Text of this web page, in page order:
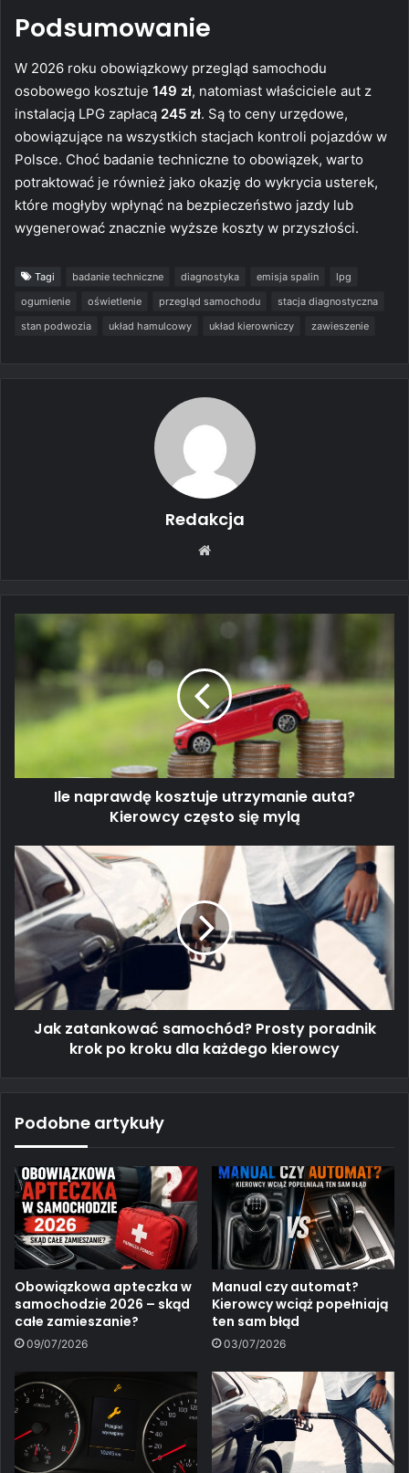
Podsumowanie
W 2026 roku obowiązkowy przegląd samochodu
osobowego kosztuje 149 zł, natomiast właściciele aut z
instalacją LPG zapłacą 245 zł. Są to ceny urzędowe,
obowiązujące na wszystkich stacjach kontroli pojazdów w
Polsce. Choć badanie techniczne to obowiązek, warto
potraktować je również jako okazję do wykrycia usterek,
które mogłyby wpłynąć na bezpieczeństwo jazdy lub
wygenerować znacznie wyższe koszty w przyszłości.
Tagi badanie techniczne diagnostyka emisja spalin
lpg
ogumienie
oświetlenie przegląd samochodu
stacja diagnostyczna
stan podwozia
układ hamulcowy układ kierowniczy zawieszenie
Redakcja
naprawdę
utrzymanie
Kierowcy
mylą
Ile naprawdę kosztuje utrzymanie auta?
Kierowcy często się mylą
Jak
zatankować
samochód?
Prosty
poradnik
krok
kroku
dla
każdego
Jak zatankować samochód? Prosty poradnik
krok po kroku dla każdego kierowcy
Podobne artykuły
Obowiązkowa apteczka w
samochodzie 2026 – skąd
całe zamieszanie?
09/07/2026
Manual czy automat?
Kierowcy wciąż popełniają
ten sam błąd
03/07/2026